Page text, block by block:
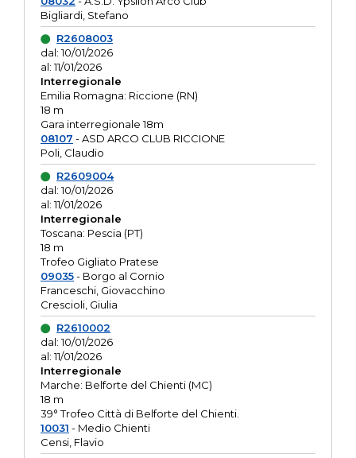
Bigliardi, Stefano
R2608003
dal: 10/01/2026
al: 11/01/2026
Interregionale
Emilia Romagna: Riccione (RN)
18 m
Gara interregionale 18m
08107 - ASD ARCO CLUB RICCIONE
Poli, Claudio
R2609004
dal: 10/01/2026
al: 11/01/2026
Interregionale
Toscana: Pescia (PT)
18 m
Trofeo Gigliato Pratese
09035- Borgo al Cornio
Franceschi, Giovacchino
Crescioli, Giulia
R2610002
dal: 10/01/2026
al: 11/01/2026
Interregionale
Marche: Belforte del Chienti (MC)
18 m
39° Trofeo Città di Belforte del Chienti.
10031 - Medio Chienti
Censi, Flavio